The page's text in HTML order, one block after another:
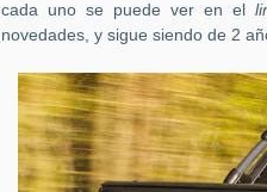
cada uno se puede ver en el
novedades, y sigue siendo de 2